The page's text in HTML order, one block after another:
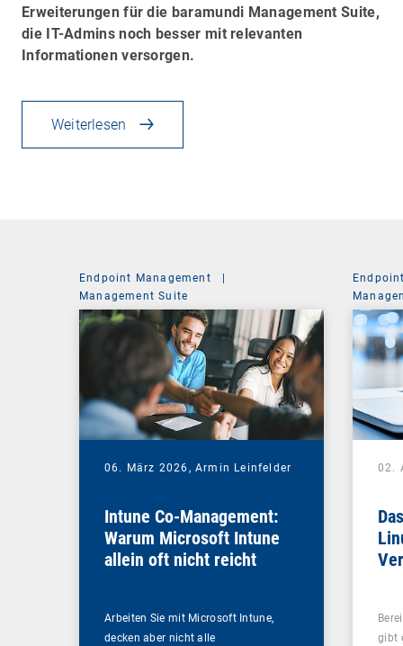
Erweiterungen für die baramundi Management Suite,
die IT-Admins noch besser mit relevanten
Informationen versorgen.
Weiterlesen
Endpoint Management
|
Management Suite
06. März 2026, Armin Leinfelder
Intune Co-Management:
Warum Microsoft Intune
allein oft nicht reicht
Arbeiten Sie mit Microsoft Intune,
decken aber nicht alle
02.
gibt